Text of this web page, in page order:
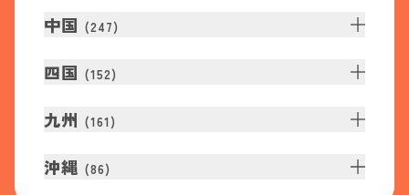
中国 (247)
四国 (152)
九州 (161 )
沖縄 (86)